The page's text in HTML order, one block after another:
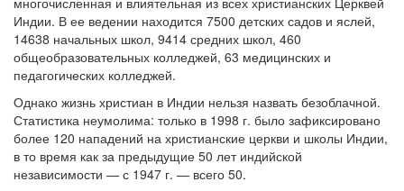
Индии. В ее ведении находится 7500 детских садов и яслей,
14638 начальных школ, 9414 средних школ, 460
общеобразовательных колледжей, 63 медицинских и
педагогических колледжей.
Однако жизнь христиан в Индии нельзя назвать безоблачной.
Статистика неумолима: только в 1998 г. было зафиксировано
более 120 нападений на христианские церкви и школы Индии,
в то время как за предыдущие 50 лет индийской
независимости — с 1947 г. — всего 50.